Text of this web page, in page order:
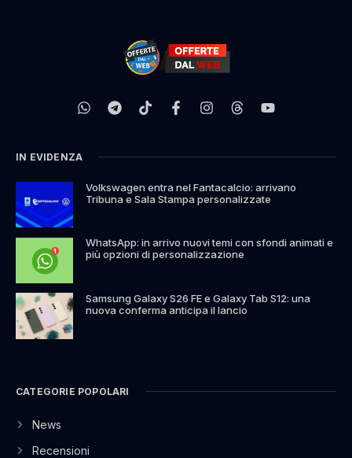
IN EVIDENZA
Volkswagen entra nel Fantacalcio: arrivano
Tribuna e Sala Stampa personalizzate
WhatsApp: in arrivo nuovi temi con sfondi animati e
più opzioni di personalizzazione
Samsung Galaxy S26 FE e Galaxy Tab S12: una
nuova conferma anticipa il lancio
CATEGORIE POPOLARI
News
Recensioni